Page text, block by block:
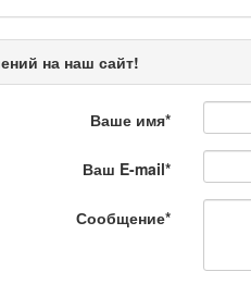
программа
волне / Қылмыс пен
на наш сайт!
Ваше имя*
Ваш E-mail*
Сообщение*